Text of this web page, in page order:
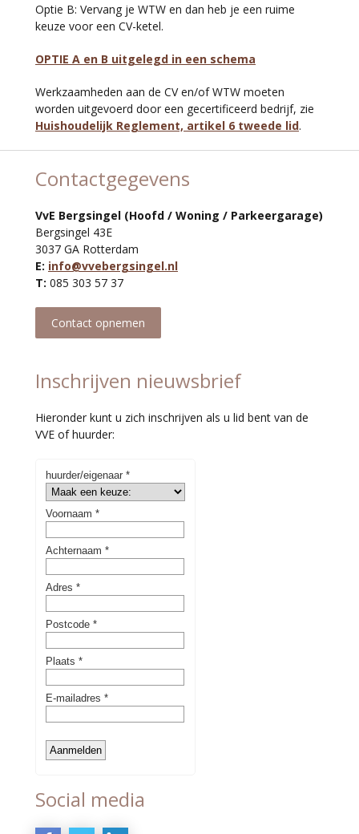
Optie B: Vervang je WTW en dan heb je een ruime
keuze voor een CV-ketel.
OPTIE A en B uitgelegd in een schema
Werkzaamheden aan de CV en/of WTW moeten
worden uitgevoerd door een gecertificeerd bedrijf, zie
Huishoudelijk Reglement, artikel 6 tweede lid.
Contactgegevens
VvE Bergsingel (Hoofd / Woning / Parkeergarage)
Bergsingel 43E
3037 GA Rotterdam
E: info@vvebergsingel.nl
T: 085 303 57 37
Contact opnemen
Inschrijven nieuwsbrief
Hieronder kunt u zich inschrijven als u lid bent van de
VVE of huurder:
Social media